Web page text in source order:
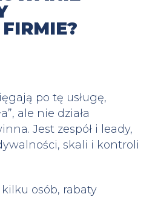
po tę usługę,
ale nie działa
Jest zespół i leady,
skali i kontroli
osób, rabaty